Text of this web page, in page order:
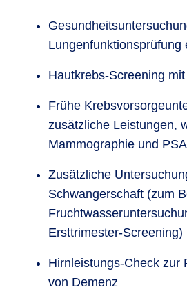
Lungenfunktionsprüfung
Hautkrebs-Screening
Frühe
zusätzliche Leistungen,
Mammographie und
Zusätzliche
Schwangerschaft (zum
Ersttrimester-Screening)
Hirnleistungs-Check zur
von Demenz